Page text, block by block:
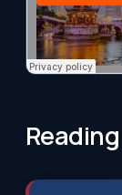
Reading